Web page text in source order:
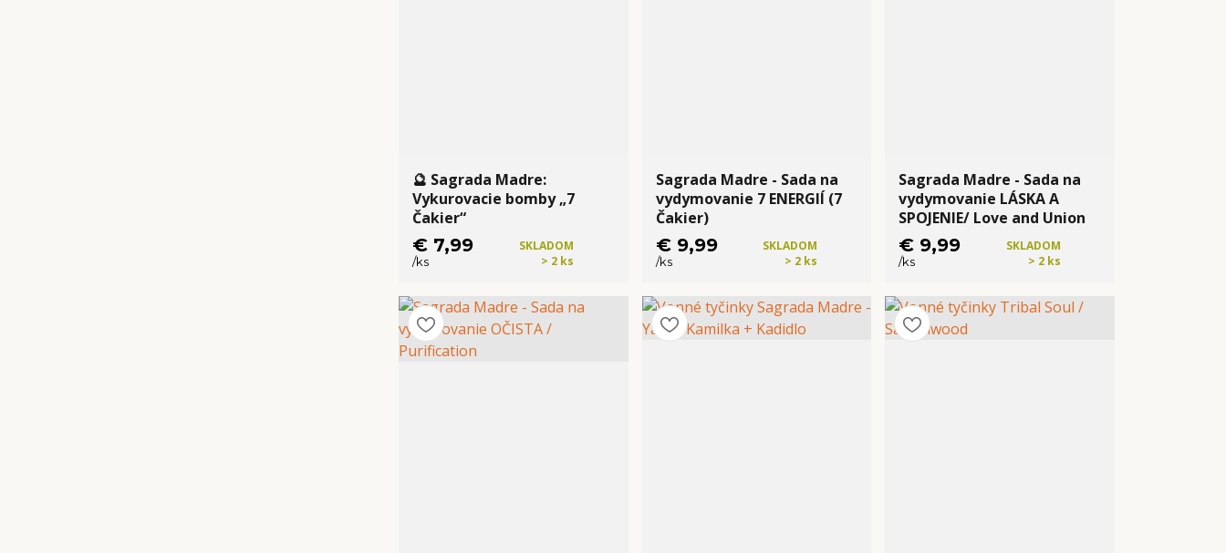
🔮 Sagrada Madre:
Vykurovacie bomby „7
Čakier“
€ 7,99
/ks
SKLADOM
> 2 ks
Kúpiť
Sagrada Madre - Sada na
vydymovanie 7 ENERGIÍ (7
Čakier)
€ 9,99
/ks
SKLADOM
> 2 ks
Kúpiť
Sagrada Madre - Sada na
vydymovanie LÁSKA A
SPOJENIE/ Love and Union
€ 9,99
/ks
SKLADOM
> 2 ks
Kúpiť